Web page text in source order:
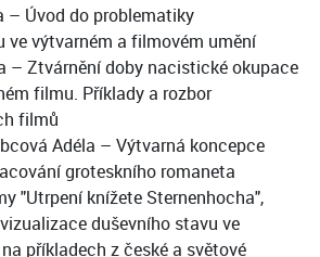
– Úvod do problematiky
ve výtvarném a filmovém umění
– Ztvárnění doby nacistické okupace
filmu. Příklady a rozbor
filmů
Adéla – Výtvarná koncepce
groteskního romaneta
"Utrpení knížete Sternenhocha",
duševního stavu ve
příkladech z české a světové